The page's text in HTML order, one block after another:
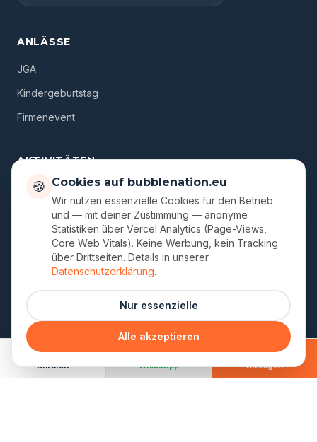
ANLÄSSE
JGA
Kindergeburtstag
Firmenevent
AKTIVITÄTEN
Bubble Soccer
Arrow Tag
XXL Soccer Darts
UNTERNEHMEN
Standorte
Gutscheine
Blog
Anrufen WhatsApp Anfragen
🍪 Cookies auf bubblenation.eu
Wir nutzen essenzielle Cookies für den Betrieb
und — mit deiner Zustimmung — anonyme
Statistiken über Vercel Analytics (Page-Views,
Core Web Vitals). Keine Werbung, kein Tracking
über Drittseiten. Details in unserer
Datenschutzerklärung.
Nur essenzielle
Alle akzeptieren